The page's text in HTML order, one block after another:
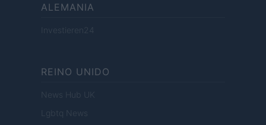
ALEMANIA
Investieren24
REINO UNIDO
News Hub UK
Lgbtq News